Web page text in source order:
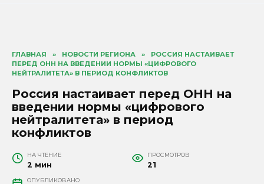
ГЛАВНАЯ » НОВОСТИ РЕГИОНА »
РОССИЯ НАСТАИВАЕТ
ПЕРЕД ОНН НА ВВЕДЕНИИ НОРМЫ «ЦИФРОВОГО
НЕЙТРАЛИТЕТА» В ПЕРИОД КОНФЛИКТОВ
Россия настаивает перед ОНН на
введении нормы «цифрового
нейтралитета» в период
конфликтов
НА ЧТЕНИЕ
2 мин
ПРОСМОТРОВ
21
ОПУБЛИКОВАНО